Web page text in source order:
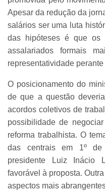
Apesar da redução da
salários ser uma luta
das hipóteses é que os
assalariados formais
representatividade
O posicionamento do
de que a questão
acordos coletivos de
possibilidade de
reforma trabalhista. O
das centrais em 1º
presidente Luiz Inácio
favorável à proposta.
aspectos mais